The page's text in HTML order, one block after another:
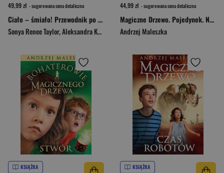
49,99 zł - sugerowana cena detaliczna
Ciało – śmiało! Przewodnik po dojrzewaniu [2025]
Sonya Renee Taylor,Aleksandra Kamińska
44,99 zł - sugerowana cena detaliczna
Magiczne Drzewo. Pojedynek. Nowa wersja
Andrzej Maleszka
KSIĄŻKA KSIĄŻKA